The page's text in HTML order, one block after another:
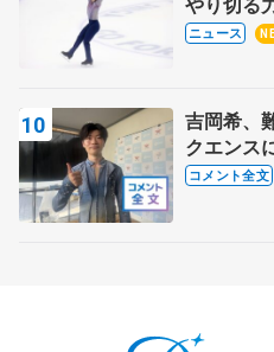
ニュース
吉岡希、
クエンス
いいエッ
コメント全文